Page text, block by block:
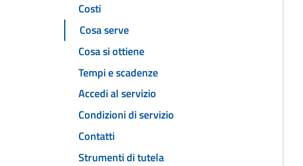
Costi
Cosa serve
Cosa si ottiene
Tempi e scadenze
Accedi al servizio
Condizioni di servizio
Contatti
Strumenti di tutela